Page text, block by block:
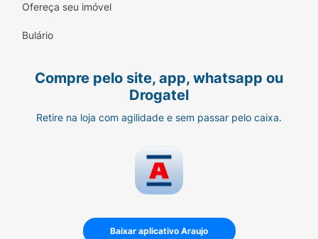
Ofereça seu imóvel
Bulário
Compre pelo site, app, whatsapp ou
Drogatel
Retire na loja com agilidade e sem passar pelo caixa.
Baixar aplicativo Araujo